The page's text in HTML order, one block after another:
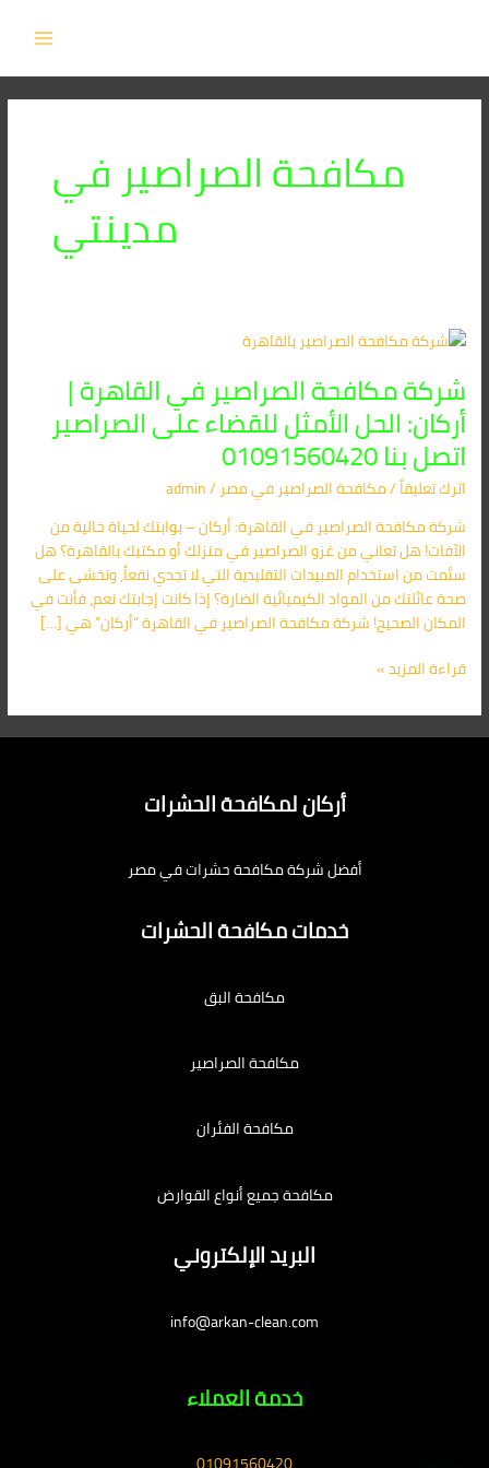
مكافحة الصراصير في
مدينتي
شركة مكافحة الصراصير في القاهرة |
أركان: الحل الأمثل للقضاء على الصراصير
اتصل بنا 01091560420
اترك تعليقاً/مكافحة الصراصير​ في مصر/
admin
شركة مكافحة الصراصير في القاهرة: أركان – بوابتك لحياة خالية من
الآفات! هل تعاني من غزو الصراصير في منزلك أو مكتبك بالقاهرة؟ هل
سئمت من استخدام المبيدات التقليدية التي لا تجدي نفعاً، وتخشى على
صحة عائلتك من المواد الكيميائية الضارة؟ إذا كانت إجابتك نعم، فأنت في
المكان الصحيح! شركة مكافحة الصراصير في القاهرة “أركان” هي […]
شركة
الصراصير
في
القاهرة
أركان:
الحل
الأمثل
للقضاء
على
الصراصير
اتصل
01091560420
قراءة المزيد »
أركان لمكافحة الحشرات
أفضل شركة مكافحة حشرات في مصر
خدمات مكافحة الحشرات
مكافحة البق
مكافحة الصراصير
مكافحة الفئران
مكافحة جميع أنواع القوارض
البريد الإلكتروني
info@arkan-clean.com
خدمة العملاء